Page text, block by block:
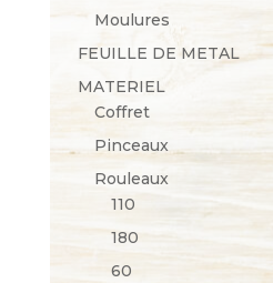
Moulures
FEUILLE DE METAL
MATERIEL
Coffret
Pinceaux
Rouleaux
110
180
60